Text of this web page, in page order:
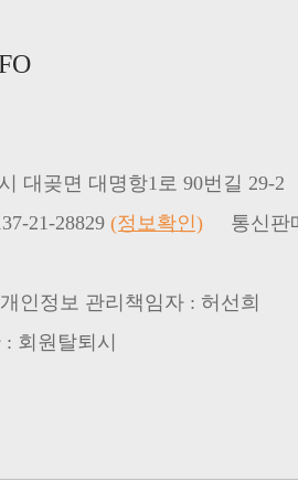
대곶면 대명항1로 90번길 29-2
21-28829 (정보확인) 통신판
정보 관리책임자 : 허선희
회원탈퇴시